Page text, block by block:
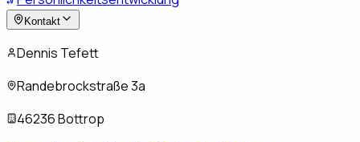
Kontakt
Dennis Tefett
Randebrockstraße 3a
46236 Bottrop